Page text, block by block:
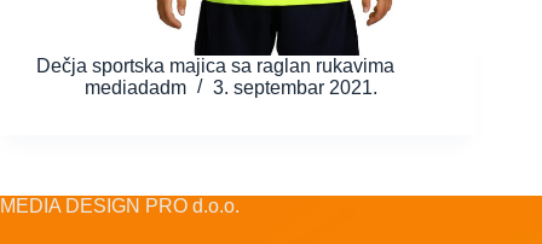
Dečja sportska majica sa raglan rukavima
mediadadm
3. septembar 2021.
MEDIA DESIGN PRO d.o.o.